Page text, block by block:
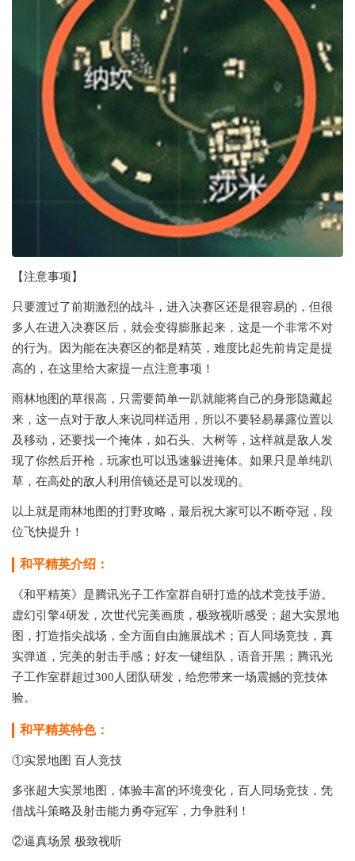
【注意事项】
只要渡过了前期激烈的战斗，进入决赛区还是很容易的，但很
多人在进入决赛区后，就会变得膨胀起来，这是一个非常不对
的行为。因为能在决赛区的都是精英，难度比起先前肯定是提
高的，在这里给大家提一点注意事项！
雨林地图的草很高，只需要简单一趴就能将自己的身形隐藏起
来，这一点对于敌人来说同样适用，所以不要轻易暴露位置以
及移动，还要找一个掩体，如石头、大树等，这样就是敌人发
现了你然后开枪，玩家也可以迅速躲进掩体。如果只是单纯趴
草，在高处的敌人利用倍镜还是可以发现的。
以上就是雨林地图的打野攻略，最后祝大家可以不断夺冠，段
位飞快提升！
和平精英介绍：
《和平精英》是腾讯光子工作室群自研打造的战术竞技手游。
虚幻引擎4研发，次世代完美画质，极致视听感受；超大实景地
图，打造指尖战场，全方面自由施展战术；百人同场竞技，真
实弹道，完美的射击手感；好友一键组队，语音开黑；腾讯光
子工作室群超过300人团队研发，给您带来一场震撼的竞技体
验。
和平精英特色：
①实景地图 百人竞技
多张超大实景地图，体验丰富的环境变化，百人同场竞技，凭
借战斗策略及射击能力勇夺冠军，力争胜利！
②逼真场景 极致视听